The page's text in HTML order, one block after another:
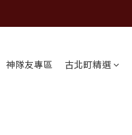
神隊友專區 古北町精選